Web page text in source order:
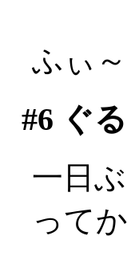
ふぃ
#6 ぐる
一日
って